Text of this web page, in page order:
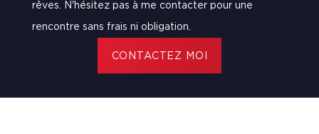
rêves. N'hésitez pas à me contacter pour une
rencontre sans frais ni obligation.
CONTACTEZ MOI